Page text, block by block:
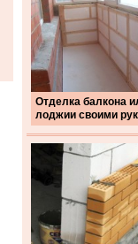
Отделка балкона
лоджии своими